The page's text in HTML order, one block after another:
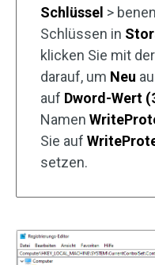
Schlüssel >
Schlüssen in
klicken Sie mit
darauf, um Neu
auf Dword-Wert
Namen
Sie auf
setzen.